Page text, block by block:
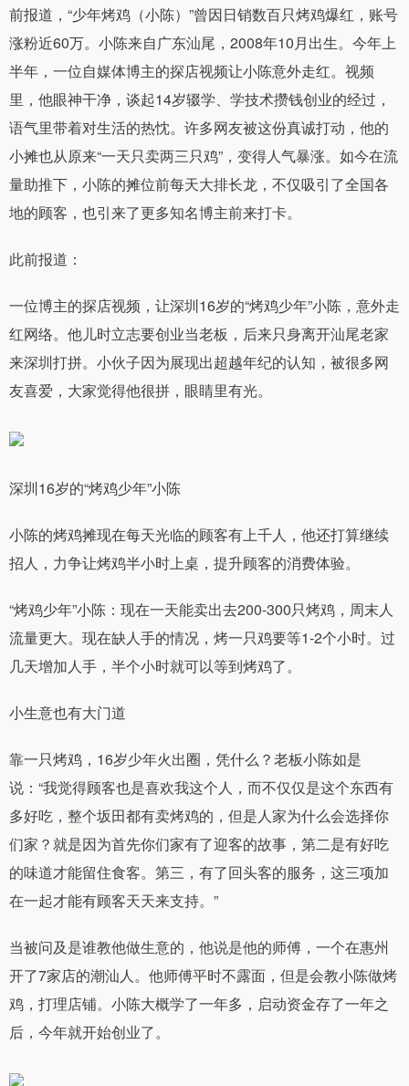
前报道，“少年烤鸡（小陈）”曾因日销数百只烤鸡爆红，账号
涨粉近60万。小陈来自广东汕尾，2008年10月出生。今年上
半年，一位自媒体博主的探店视频让小陈意外走红。视频
里，他眼神干净，谈起14岁辍学、学技术攒钱创业的经过，
语气里带着对生活的热忱。许多网友被这份真诚打动，他的
小摊也从原来“一天只卖两三只鸡”，变得人气暴涨。如今在流
量助推下，小陈的摊位前每天大排长龙，不仅吸引了全国各
地的顾客，也引来了更多知名博主前来打卡。
此前报道：
一位博主的探店视频，让深圳16岁的“烤鸡少年”小陈，意外走
红网络。他儿时立志要创业当老板，后来只身离开汕尾老家
来深圳打拼。小伙子因为展现出超越年纪的认知，被很多网
友喜爱，大家觉得他很拼，眼睛里有光。
深圳16岁的“烤鸡少年”小陈
小陈的烤鸡摊现在每天光临的顾客有上千人，他还打算继续
招人，力争让烤鸡半小时上桌，提升顾客的消费体验。
“烤鸡少年”小陈：现在一天能卖出去200-300只烤鸡，周末人
流量更大。现在缺人手的情况，烤一只鸡要等1-2个小时。过
几天增加人手，半个小时就可以等到烤鸡了。
小生意也有大门道
靠一只烤鸡，16岁少年火出圈，凭什么？老板小陈如是
说：“我觉得顾客也是喜欢我这个人，而不仅仅是这个东西有
多好吃，整个坂田都有卖烤鸡的，但是人家为什么会选择你
们家？就是因为首先你们家有了迎客的故事，第二是有好吃
的味道才能留住食客。第三，有了回头客的服务，这三项加
在一起才能有顾客天天来支持。”
当被问及是谁教他做生意的，他说是他的师傅，一个在惠州
开了7家店的潮汕人。他师傅平时不露面，但是会教小陈做烤
鸡，打理店铺。小陈大概学了一年多，启动资金存了一年之
后，今年就开始创业了。